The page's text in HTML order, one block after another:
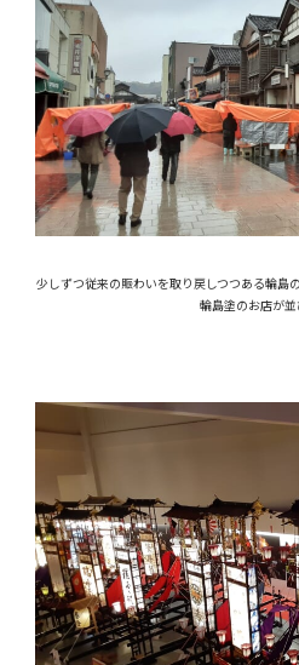
少しずつ従来の賑わいを取り戻しつつある輪島
輪島塗のお店が並